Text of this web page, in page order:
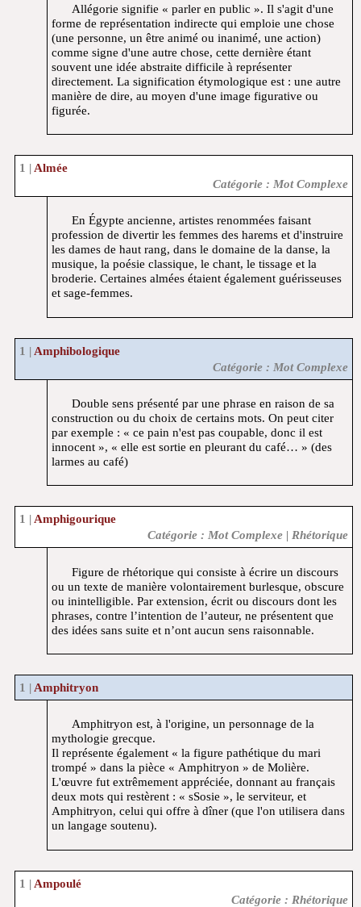
Allégorie signifie « parler en public ». Il s'agit d'une
forme de représentation indirecte qui emploie une chose
(une personne, un être animé ou inanimé, une action)
comme signe d'une autre chose, cette dernière étant
souvent une idée abstraite difficile à représenter
directement. La signification étymologique est : une autre
manière de dire, au moyen d'une image figurative ou
figurée.
Almée
Catégorie : Mot Complexe
En Égypte ancienne, artistes renommées faisant
profession de divertir les femmes des harems et d'instruire
les dames de haut rang, dans le domaine de la danse, la
musique, la poésie classique, le chant, le tissage et la
broderie. Certaines almées étaient également guérisseuses
et sage-femmes.
Amphibologique
Catégorie : Mot Complexe
Double sens présenté par une phrase en raison de sa
construction ou du choix de certains mots. On peut citer
par exemple : « ce pain n'est pas coupable, donc il est
innocent », « elle est sortie en pleurant du café… » (des
larmes au café)
Amphigourique
Catégorie : Mot Complexe | Rhétorique
Figure de rhétorique qui consiste à écrire un discours
ou un texte de manière volontairement burlesque, obscure
ou inintelligible. Par extension, écrit ou discours dont les
phrases, contre l’intention de l’auteur, ne présentent que
des idées sans suite et n’ont aucun sens raisonnable.
Amphitryon
Amphitryon est, à l'origine, un personnage de la
mythologie grecque.
Il représente également « la figure pathétique du mari
trompé » dans la pièce « Amphitryon » de Molière.
L'œuvre fut extrêmement appréciée, donnant au français
deux mots qui restèrent : « sSosie », le serviteur, et
Amphitryon, celui qui offre à dîner (que l'on utilisera dans
un langage soutenu).
Ampoulé
Catégorie : Rhétorique